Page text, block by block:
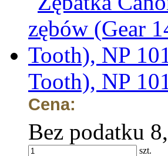
Tooth), NP
Cena:
Bez podatku
szt.